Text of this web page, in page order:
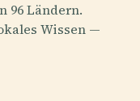
96 Ländern.
Wissen —